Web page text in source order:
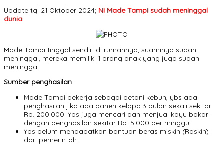
Update tgl 21 Oktober 2024; Ni Made Tampi sudah meninggal
dunia
Made Tampi tinggal sendiri di rumahnya, suaminya sudah
meninggal, mereka memiliki 1 orang anak yang juga sudah
meninggal.
Sumber penghasilan:
Made Tampi bekerja sebagai petani kebun, ybs ada
penghasilan jika ada panen kelapa 3 bulan sekali sekitar
Rp. 200.000. Ybs juga mencari dan menjual kayu bakar
dengan penghasilan sekitar Rp. 5.000 per minggu.
Ybs belum mendapatkan bantuan beras miskin (Raskin)
dari pemerintah.